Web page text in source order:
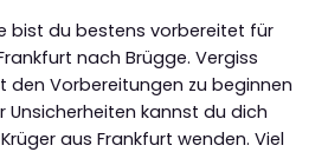
bist du bestens vorbereitet für
nach Brügge. Vergiss
den Vorbereitungen zu beginnen
Unsicherheiten kannst du dich
aus Frankfurt wenden. Viel